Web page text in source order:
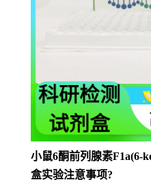
小鼠6酮前列腺素F1a(6-
盒实验注意事项?